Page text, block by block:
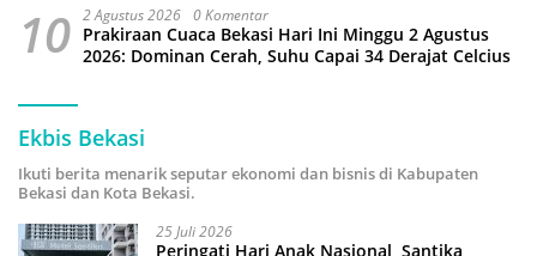
10 2 Agustus 2026 0 Komentar
Prakiraan Cuaca Bekasi Hari Ini Minggu 2 Agustus
2026: Dominan Cerah, Suhu Capai 34 Derajat Celcius
Ekbis Bekasi
Ikuti berita menarik seputar ekonomi dan bisnis di Kabupaten
Bekasi dan Kota Bekasi.
25 Juli 2026
Peringati Hari Anak Nasional, Santika